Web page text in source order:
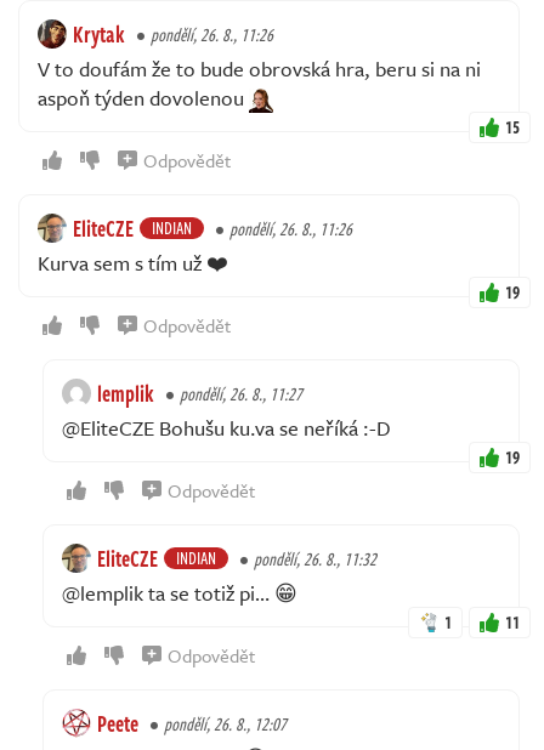
Krytak pondělí, 26. 8., 11:26
V to doufám že to bude obrovská hra, beru si na ni
aspoň týden dovolenou
15
Odpovědět
EliteCZE INDIAN pondělí, 26. 8., 11:26
Kurva sem s tím už ❤️
19
Odpovědět
lemplik pondělí, 26. 8., 11:27
@EliteCZE Bohušu ku.va se neříká :-D
19
Odpovědět
EliteCZE INDIAN pondělí, 26. 8., 11:32
@lemplik ta se totiž pi… 😁
1 11
Odpovědět
Peete pondělí, 26. 8., 12:07